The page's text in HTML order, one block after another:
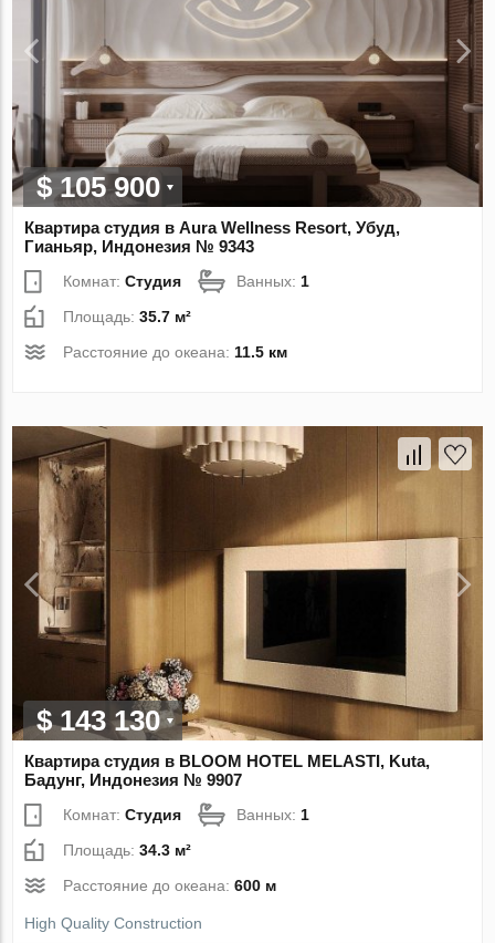
$ 105 900
Квартира студия в Aura Wellness Resort, Убуд,
Гианьяр, Индонезия № 9343
Комнат:Студия Ванных: 1
Площадь:35.7 м²
Расстояние до океана: 11.5 км
$ 143 130
Квартира студия в BLOOM HOTEL MELASTI, Kuta,
Бадунг, Индонезия № 9907
Комнат:Студия Ванных: 1
Площадь:34.3 м²
Расстояние до океана:600 м
High Quality Construction